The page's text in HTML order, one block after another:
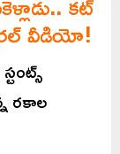
వీడియో!
రకాల